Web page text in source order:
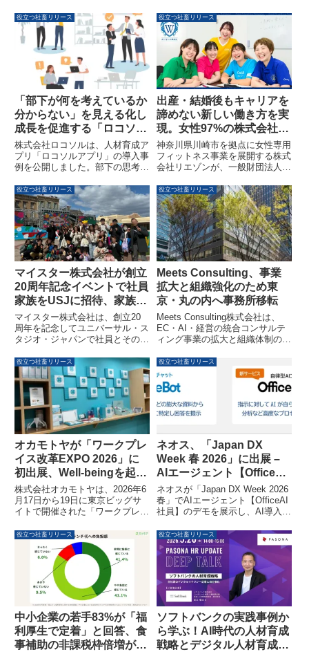
役立つ社畜リリース
「部下が何を考えているか
分からない」を見える化し
成長を促進する「ロコソル
アプリ」、継続利用率81%
の導入事例を公開
株式会社ロコソルは、人材育成ア
プリ「ロコソルアプリ」の導入事
例を公開しました。部下の思考の
年後の継続利用率81%を達成して
います。
役立つ社畜リリース
出産・結婚後もキャリアを
諦めない新しい働き方を実
現。女性97%の株式会社リ
エゾンが「ホワイト企業認
定」を取得
神奈川県川崎市を拠点に女性専用
フィットネス事業を展開する株式
会社リエゾンが、一般財団法人日
財団）より2026年3月1日付で
「ホワイト企業認定」を受けまし
た。女性が多数を占める組織にお
いて、ライフステージに応じた柔
軟な働き方やキャリア継続支援を
推進し、社員がやりがいを持って
働ける環境を整備している点が評
価されています。
役立つ社畜リリース
マイスター株式会社が創立
20周年記念イベントで社員
家族をUSJに招待、家族へ
の感謝を形に
マイスター株式会社は、創立20
周年を記念してユニバーサル・ス
タジオ・ジャパンで社員とその家
ました。働く社員を支える家族へ
の感謝を伝えるとともに、企業文
化の醸成と働きがいのある職場環
境づくりを目指す、家族参加型の
新しい取り組みです。
役立つ社畜リリース
Meets Consulting、事業
拡大と組織強化のため東
京・丸の内へ事務所移転
Meets Consulting株式会社は、
EC・AI・経営の統合コンサルテ
ィング事業の拡大と組織体制の強
本社オフィスを東京都千代田区丸
の内に移転することを発表しまし
た。新オフィスはJR東京駅丸の
内南口から徒歩2分の好立地で、
全国の中堅・中小企業の経営課題
をワンストップで解決する体制を
役立つ社畜リリース
オカモトヤが「ワークプレ
イス改革EXPO 2026」に
初出展、Well-beingを起点
とした次世代オフィスを提
案
株式会社オカモトヤは、2026年6
月17日から19日に東京ビッグサ
イトで開催された「ワークプレイ
し、Well-being環境構築カンパニ
ーとしての知見に基づいた次世代
オフィスづくりソリューションを
紹介しました。
役立つ社畜リリース
ネオス、「Japan DX
Week 春 2026」に出展 –
AIエージェント【OfficeAI
社員】デモとAI導入実践書
を限定配布
ネオスが「Japan DX Week 2026
春」でAIエージェント【OfficeAI
社員】のデモを展示し、AI導入の
じりひとり情シス』を限定配布す
ることを発表しました。
役立つ社畜リリース
中小企業の若手83%が「福
利厚生で定着」と回答、食
事補助の非課税枠倍増が
役立つ社畜リリース
ソフトバンクの実践事例か
ら学ぶ！AI時代の人材育成
戦略とデジタル人材育成ウ